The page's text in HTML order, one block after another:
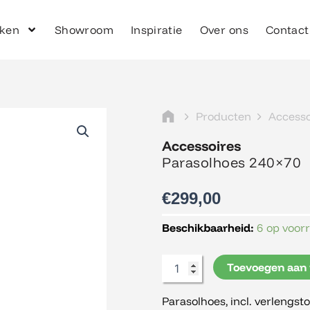
Showroom Inspiratie Over ons Contact
Producten
Accessoires
Parasolhoes 240×70
€299,00
Beschikbaarheid: 6 op
Parasolhoes
Toevoegen
Parasolhoes, incl.